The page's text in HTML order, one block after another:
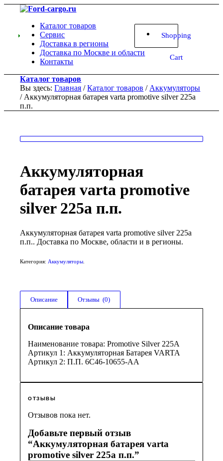
Shopping
Cart
Каталог товаров
Сервис
Доставка в регионы
Доставка по Москве и области
Контакты
Каталог товаров
Вы здесь: Главная / Каталог товаров / Аккумуляторы
/ Аккумуляторная батарея varta promotive silver 225a
п.п.
Аккумуляторная
батарея varta promotive
silver 225a п.п.
Аккумуляторная батарея varta promotive silver 225a
п.п.. Доставка по Москве, области и в регионы.
Категория: Аккумуляторы
Описание Отзывы  (0)
Описание товара
Наименование товара: Promotive Silver 225A
Артикул 1: Аккумуляторная Батарея VARTA
Артикул 2: П.П. 6C46-10655-AA
ОТЗЫВЫ
Отзывов пока нет.
Добавьте первый отзыв
“Аккумуляторная батарея varta
promotive silver 225a п.п.”